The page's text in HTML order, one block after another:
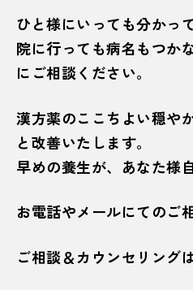
ひと様にいっても分かっ
院に行っても病名もつか
にご相談ください。
漢方薬のここちよい穏や
と改善いたします。
早めの養生が、あなた様
お電話やメールにてのご
ご相談＆カウンセリング